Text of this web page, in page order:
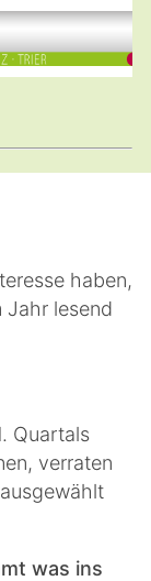
haben,
Jahr lesend
Quartals
verraten
was ins